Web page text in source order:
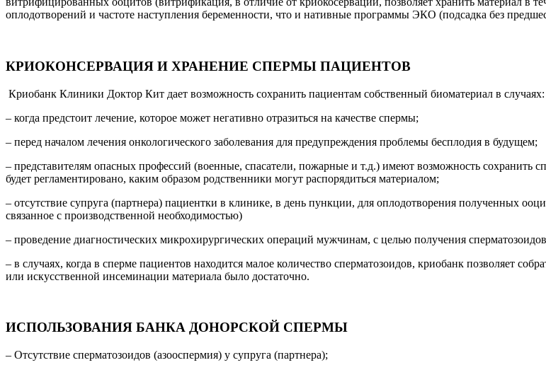
оплодотворений и частоте наступления беременности, что и нативные программы ЭКО (подсадка без
КРИОКОНСЕРВАЦИЯ И ХРАНЕНИЕ СПЕРМЫ ПАЦИЕНТОВ
Криобанк Клиники Доктор Кит дает возможность сохранить пациентам собственный биоматериал в случаях:
– когда предстоит лечение, которое может негативно отразиться на качестве спермы;
– перед началом лечения онкологического заболевания для предупреждения проблемы бесплодия в будущем;
– представителям опасных профессий (военные, спасатели, пожарные и т.д.) имеют возможность сохранить
будет регламентировано, каким образом родственники могут распорядиться материалом;
– отсутствие супруга (партнера) пациентки в клинике, в день пункции, для оплодотворения полученных
связанное с производственной необходимостью)
– проведение диагностических микрохирургических операций мужчинам, с целью получения
– в случаях, когда в сперме пациентов находится малое количество сперматозоидов, криобанк позволяет
или искусственной инсеминации материала было достаточно.
ИСПОЛЬЗОВАНИЯ БАНКА ДОНОРСКОЙ СПЕРМЫ
– Отсутствие сперматозоидов (азооспермия) у супруга (партнера);